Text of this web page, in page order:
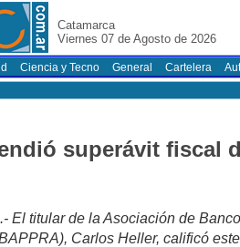
Catamarca
Viernes 07 de Agosto de 2026
Ciencia y Tecno General Cartelera
superávit fiscal
El titular de la Asociación de
Carlos Heller, calificó